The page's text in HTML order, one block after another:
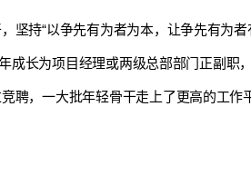
持“以争先有为者为本，让争先有为者
长为项目经理或两级总部部门正副职
，一大批年轻骨干走上了更高的工作